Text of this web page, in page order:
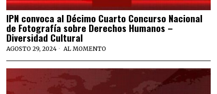
IPN convoca al Décimo Cuarto Concurso Nacional
de Fotografía sobre Derechos Humanos –
Diversidad Cultural
AGOSTO 29, 2024 AL MOMENTO